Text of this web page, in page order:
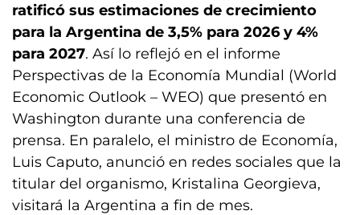
ratificó sus estimaciones de crecimiento
para la Argentina de 3,5% para 2026 y 4%
para 2027. Así lo reflejó en el informe
Perspectivas de la Economía Mundial (World
Economic Outlook – WEO) que presentó en
Washington durante una conferencia de
prensa. En paralelo, el ministro de Economía,
Luis Caputo, anunció en redes sociales que la
titular del organismo, Kristalina Georgieva,
visitará la Argentina a fin de mes.